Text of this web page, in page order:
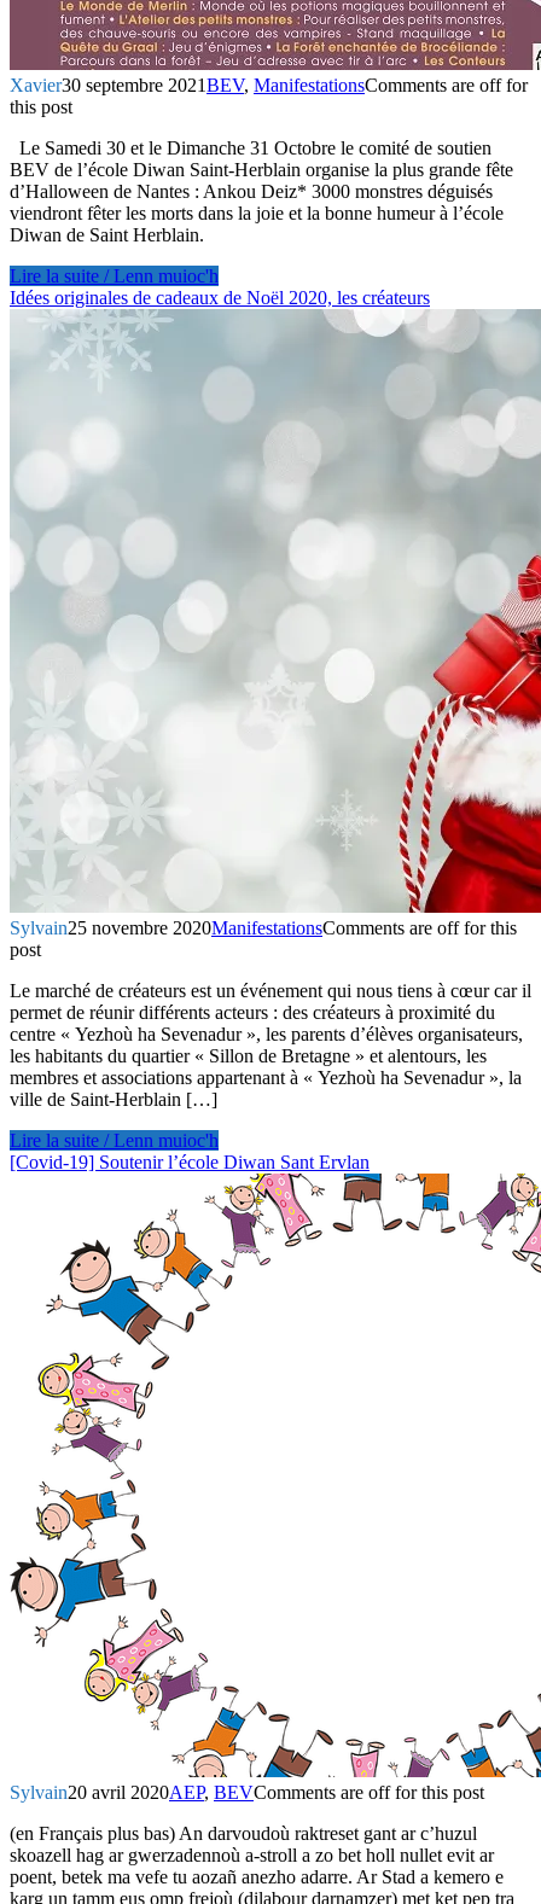
Xavier30 septembre 2021BEV, ManifestationsComments are off for
this post
Le Samedi 30 et le Dimanche 31 Octobre le comité de soutien
BEV de l’école Diwan Saint-Herblain organise la plus grande fête
d’Halloween de Nantes : Ankou Deiz* 3000 monstres déguisés
viendront fêter les morts dans la joie et la bonne humeur à l’école
Diwan de Saint Herblain.
Lire la suite / Lenn muioc'h
Idées originales de cadeaux de Noël 2020, les créateurs
Sylvain25 novembre 2020ManifestationsComments are off for this
post
Le marché de créateurs est un événement qui nous tiens à cœur car il
permet de réunir différents acteurs : des créateurs à proximité du
centre « Yezhoù ha Sevenadur », les parents d’élèves organisateurs,
les habitants du quartier « Sillon de Bretagne » et alentours, les
membres et associations appartenant à « Yezhoù ha Sevenadur », la
ville de Saint-Herblain […]
Lire la suite / Lenn muioc'h
[Covid-19] Soutenir l’école Diwan Sant Ervlan
Sylvain20 avril 2020AEP, BEVComments are off for this post
(en Français plus bas) An darvoudoù raktreset gant ar c’huzul
skoazell hag ar gwerzadennoù a-stroll a zo bet holl nullet evit ar
poent, betek ma vefe tu aozañ anezho adarre. Ar Stad a kemero e
karg un tamm eus omp frejoù (dilabour darnamzer) met ket pep tra